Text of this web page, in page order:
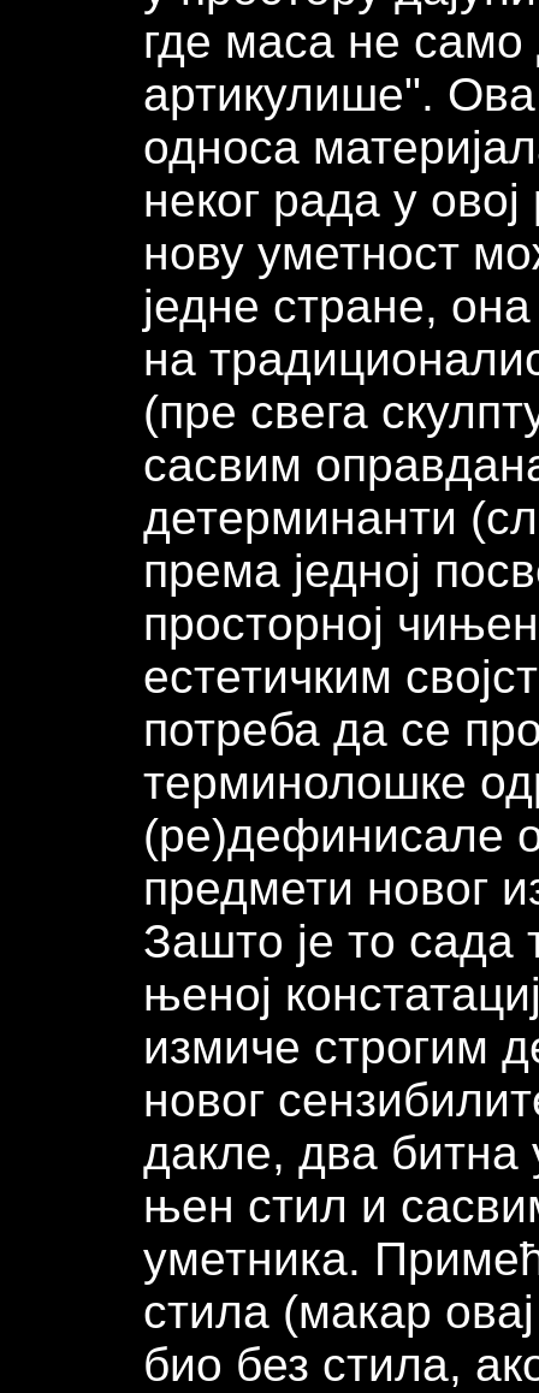
где маса не само
артикулише". Ова
односа
неког рада у
нову уметност
једне стране,
на
(пре свега
сасвим
детерминанти
према једној
просторној
естетичким
потреба да се
терминолошке
(ре)дефинисале
предмети новог
Зашто је то сада
њеној
измиче строгим
новог
дакле, два
њен стил и
уметника.
стила (макар
био без стила,